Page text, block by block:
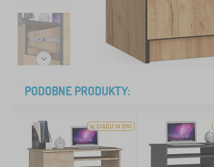
PODOBNE PRODUKTY:
W CIĄGU 14 DNI